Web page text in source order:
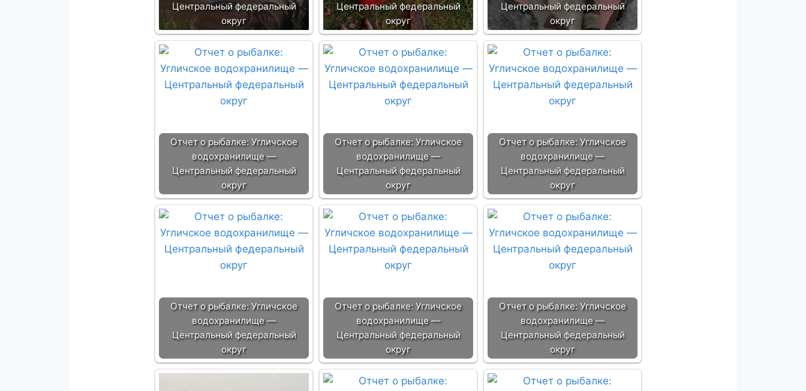
Центральный федеральный
округ
Центральный федеральный
округ
Центральный федеральный
округ
Отчет о рыбалке: Угличское
водохранилище —
Центральный федеральный
округ
Отчет о рыбалке: Угличское
водохранилище —
Центральный федеральный
округ
Отчет о рыбалке: Угличское
водохранилище —
Центральный федеральный
округ
Отчет о рыбалке: Угличское
водохранилище —
Центральный федеральный
округ
Отчет о рыбалке: Угличское
водохранилище —
Центральный федеральный
округ
Отчет о рыбалке: Угличское
водохранилище —
Центральный федеральный
округ